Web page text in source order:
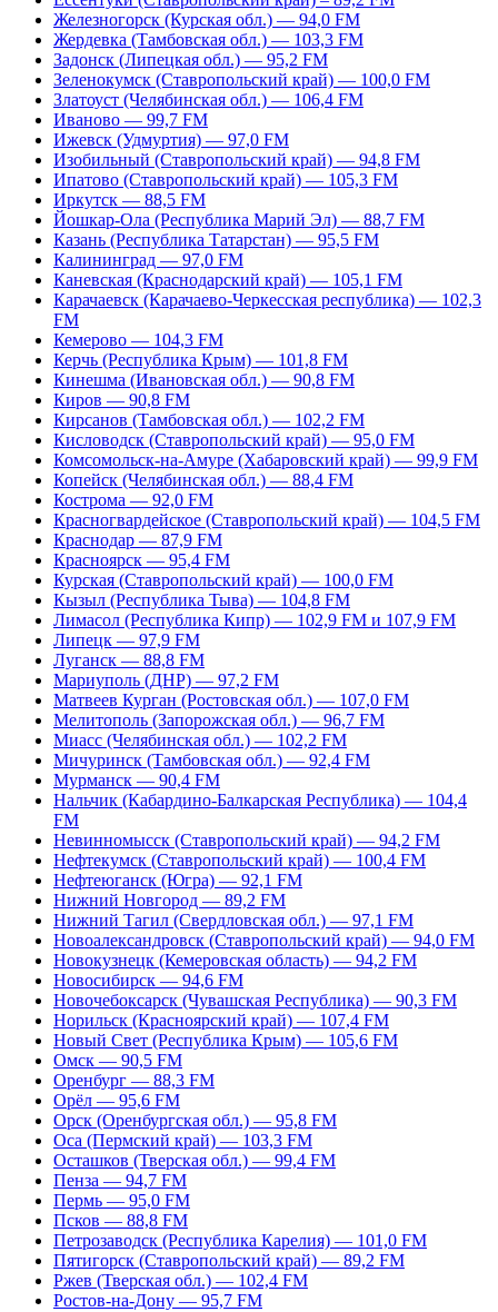
Железногорск (Курская обл.) — 94,0 FM
Жердевка (Тамбовская обл.) — 103,3 FM
Задонск (Липецкая обл.) — 95,2 FM
Зеленокумск (Ставропольский край) — 100,0 FM
Златоуст (Челябинская обл.) — 106,4 FM
Иваново — 99,7 FM
Ижевск (Удмуртия) — 97,0 FM
Изобильный (Ставропольский край) — 94,8 FM
Ипатово (Ставропольский край) — 105,3 FM
Иркутск — 88,5 FM
Йошкар-Ола (Республика Марий Эл) — 88,7 FM
Казань (Республика Татарстан) — 95,5 FM
Калининград — 97,0 FM
Каневская (Краснодарский край) — 105,1 FM
Карачаевск (Карачаево-Черкесская республика) — 102,3
FM
Кемерово — 104,3 FM
Керчь (Республика Крым) — 101,8 FM
Кинешма (Ивановская обл.) — 90,8 FM
Киров — 90,8 FM
Кирсанов (Тамбовская обл.) — 102,2 FM
Кисловодск (Ставропольский край) — 95,0 FM
Комсомольск-на-Амуре (Хабаровский край) — 99,9 FM
Копейск (Челябинская обл.) — 88,4 FM
Кострома — 92,0 FM
Красногвардейское (Ставропольский край) — 104,5 FM
Краснодар — 87,9 FM
Красноярск — 95,4 FM
Курская (Ставропольский край) — 100,0 FM
Кызыл (Республика Тыва) — 104,8 FM
Лимасол (Республика Кипр) — 102,9 FM и 107,9 FM
Липецк — 97,9 FM
Луганск — 88,8 FM
Мариуполь (ДНР) — 97,2 FM
Матвеев Курган (Ростовская обл.) — 107,0 FM
Мелитополь (Запорожская обл.) — 96,7 FM
Миасс (Челябинская обл.) — 102,2 FM
Мичуринск (Тамбовская обл.) — 92,4 FM
Мурманск — 90,4 FM
Нальчик (Кабардино-Балкарская Республика) — 104,4
FM
Невинномысск (Ставропольский край) — 94,2 FM
Нефтекумск (Ставропольский край) — 100,4 FM
Нефтеюганск (Югра) — 92,1 FM
Нижний Новгород — 89,2 FM
Нижний Тагил (Свердловская обл.) — 97,1 FM
Новоалександровск (Ставропольский край) — 94,0 FM
Новокузнецк (Кемеровская область) — 94,2 FM
Новосибирск — 94,6 FM
Новочебоксарск (Чувашская Республика) — 90,3 FM
Норильск (Красноярский край) — 107,4 FM
Новый Свет (Республика Крым) — 105,6 FM
Омск — 90,5 FM
Оренбург — 88,3 FM
Орёл — 95,6 FM
Орск (Оренбургская обл.) — 95,8 FM
Оса (Пермский край) — 103,3 FM
Осташков (Тверская обл.) — 99,4 FM
Пенза — 94,7 FM
Пермь — 95,0 FM
Псков — 88,8 FM
Петрозаводск (Республика Карелия) — 101,0 FM
Пятигорск (Ставропольский край) — 89,2 FM
Ржев (Тверская обл.) — 102,4 FM
Ростов-на-Дону — 95,7 FM